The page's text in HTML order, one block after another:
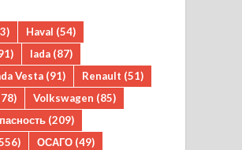
Haval (54)
lada (87)
Vesta (91) Renault (51)
Volkswagen (85)
(209)
ОСАГО (49)